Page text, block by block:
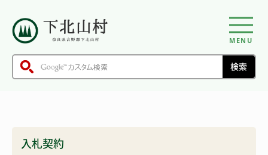
MENU
入札契約